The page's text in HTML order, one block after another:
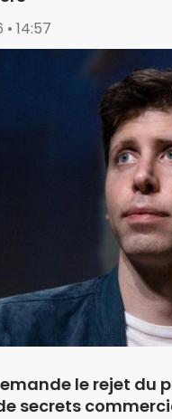
14:57
le rejet du
secrets